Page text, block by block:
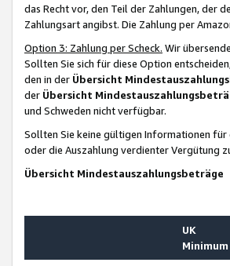
das Recht vor, den Teil der Zahlungen, der
Zahlungsart angibst. Die Zahlung per
Option 3: Zahlung per Scheck. Wir
Sollten Sie sich für diese Option
den in der Übersicht
der Übersicht
und Schweden nicht verfügbar.
Sollten Sie keine gültigen Informationen
oder die Auszahlung verdienter Vergütung
Übersicht Mindestauszahlungsbeträge
UK
Minimum